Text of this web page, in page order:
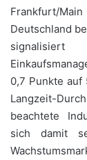
Frankfurt/
Deutschland
signalisiert
0,7 Punkte auf
Langzeit-
beachtete
sich damit